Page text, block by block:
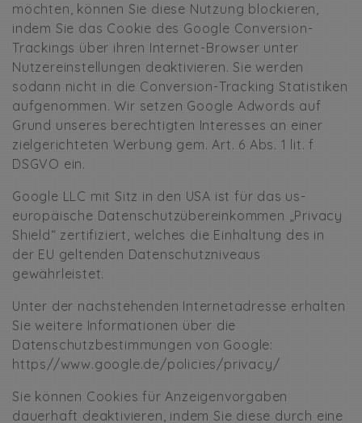
möchten, können Sie diese Nutzung blockieren,
indem Sie das Cookie des Google Conversion-
Trackings über ihren Internet-Browser unter
Nutzereinstellungen deaktivieren. Sie werden
sodann nicht in die Conversion-Tracking Statistiken
aufgenommen. Wir setzen Google Adwords auf
Grund unseres berechtigten Interesses an einer
zielgerichteten Werbung gem. Art. 6 Abs. 1 lit. f
DSGVO ein.
Google LLC mit Sitz in den USA ist für das us-
europäische Datenschutzübereinkommen „Privacy
Shield“ zertifiziert, welches die Einhaltung des in
der EU geltenden Datenschutzniveaus
gewährleistet.
Unter der nachstehenden Internetadresse erhalten
Sie weitere Informationen über die
Datenschutzbestimmungen von Google:
https//www.google.de/policies/privacy/
Sie können Cookies für Anzeigenvorgaben
dauerhaft deaktivieren, indem Sie diese durch eine